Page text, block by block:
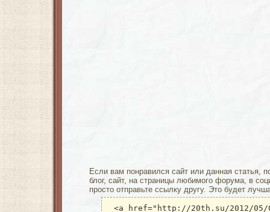
Если вам понравился сайт или данная статья,
блог, сайт, на страницы любимого форума, в
просто отправьте ссылку другу. Это будет
<a href="http://20th.su/2012/05/